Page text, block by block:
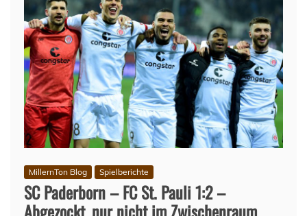
MillernTon Blog Spielberichte
SC Paderborn – FC St. Pauli 1:2 –